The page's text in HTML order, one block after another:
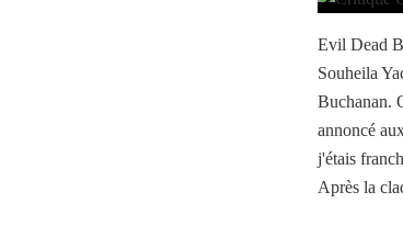
Evil Dead
Souheila
Buchanan.
annoncé
j'étais
Après la